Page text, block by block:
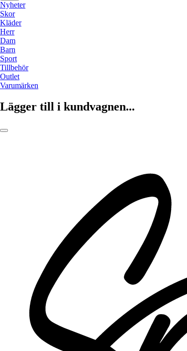
Nyheter
Skor
Kläder
Herr
Dam
Barn
Sport
Tillbehör
Outlet
Varumärken
Lägger till i kundvagnen...